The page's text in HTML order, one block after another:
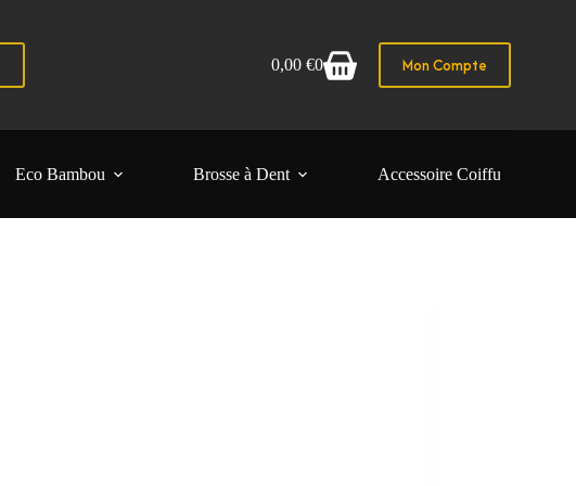
Panier
0,00 €0 Mon Compte
Eco Bambou Brosse à Dent Accessoire Coiffure Femme